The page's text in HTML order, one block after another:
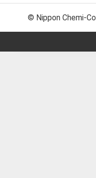
© Nippon Chemi-